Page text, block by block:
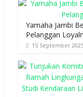
Yamaha Jambi
Pelanggan
15 September